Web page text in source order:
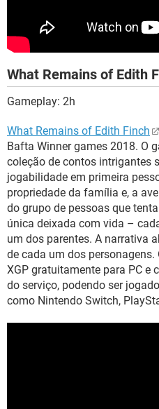
What Remains of Edith
Gameplay: 2h
What Remains of Edith Finch
Bafta Winner games 2018. O
coleção de contos intrigantes
jogabilidade em primeira
propriedade da família e, a
do grupo de pessoas que
única deixada com vida –
um dos parentes. A narrativa
de cada um dos
XGP gratuitamente para PC e
do serviço, podendo ser
como Nintendo Switch,